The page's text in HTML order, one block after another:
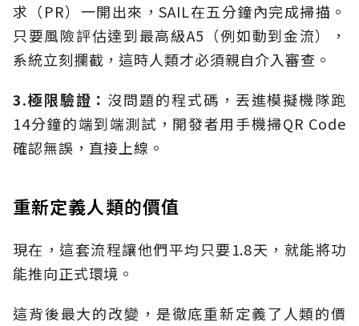
求（PR）一開出來，SAIL在五分鐘內完成掃描。
只要風險評估達到最高級A5（例如動到金流），
系統立刻攔截，這時人類才必須親自介入審查。
3.極限驗證： 沒問題的程式碼，丟進模擬機隊跑
14分鐘的端到端測試，開發者用手機掃QR Code
確認無誤，直接上線。
重新定義人類的價值
現在，這套流程讓他們平均只要1.8天，就能將功
能推向正式環境。
這背後最大的改變，是徹底重新定義了人類的價